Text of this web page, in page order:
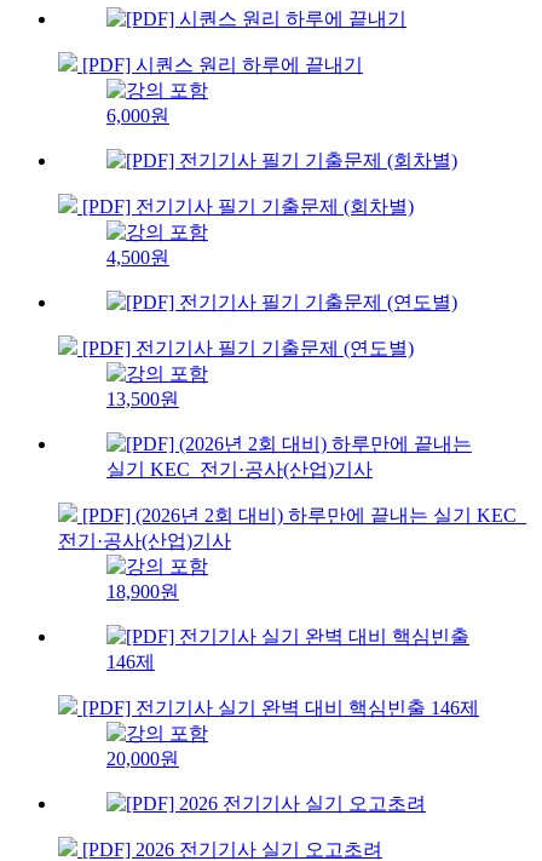
[PDF] 시퀀스 원리 하루에 끝내기
6,000원
[PDF] 전기기사 필기 기출문제 (회차별)
4,500원
[PDF] 전기기사 필기 기출문제 (연도별)
13,500원
[PDF] (2026년 2회 대비) 하루만에 끝내는 실기 KEC_
전기·공사(산업)기사
18,900원
[PDF] 전기기사 실기 완벽 대비 핵심빈출 146제
20,000원
[PDF] 2026 전기기사 실기 오고초려